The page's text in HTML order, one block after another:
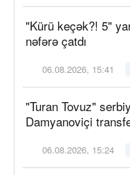
"Kürü keçək?! 5"
nəfərə çatdı
06.08.2026, 15:41
"Turan Tovuz"
Damyanoviçi
06.08.2026, 15:24